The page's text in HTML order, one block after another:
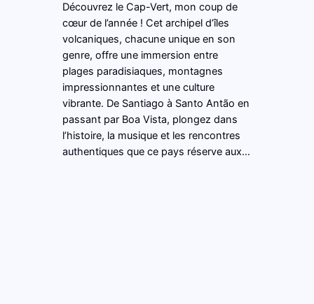
Découvrez le Cap-Vert, mon coup de
cœur de l’année ! Cet archipel d’îles
volcaniques, chacune unique en son
genre, offre une immersion entre
plages paradisiaques, montagnes
impressionnantes et une culture
vibrante. De Santiago à Santo Antão en
passant par Boa Vista, plongez dans
l’histoire, la musique et les rencontres
authentiques que ce pays réserve aux…